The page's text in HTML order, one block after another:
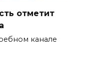
отметит
канале